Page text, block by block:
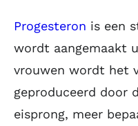
Progesteron is een
wordt aangemaakt
vrouwen wordt het
geproduceerd door
eisprong, meer